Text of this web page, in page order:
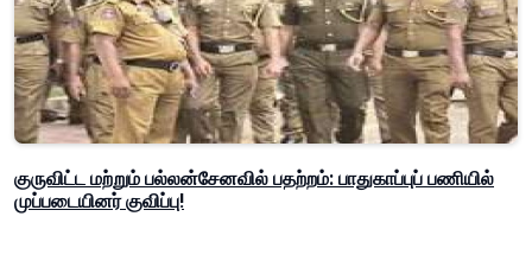
குருவிட்ட மற்றும் பல்லன்சேனவில் பதற்றம்: பாதுகாப்புப் பணியில்
முப்படையினர் குவிப்பு!